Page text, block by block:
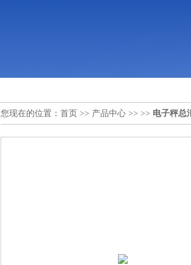
您现在的位置： 首页 >> 产品中心 >> >> 电子秤总